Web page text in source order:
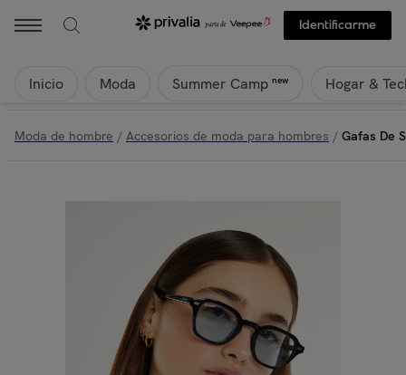
Identificarme
Inicio Moda Summer Camp new Hogar &
Moda de hombre / Accesorios de moda para hombres / Gafas De